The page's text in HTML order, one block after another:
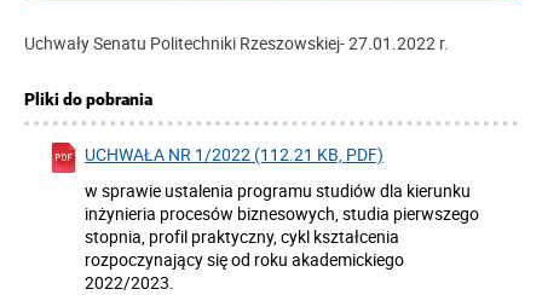
Uchwały Senatu Politechniki Rzeszowskiej- 27.01.2022 r.
Pliki do pobrania
UCHWAŁA NR 1/2022 (112.21 KB, PDF)
w sprawie ustalenia programu studiów dla kierunku
inżynieria procesów biznesowych, studia pierwszego
stopnia, profil praktyczny, cykl kształcenia
rozpoczynający się od roku akademickiego
2022/2023.